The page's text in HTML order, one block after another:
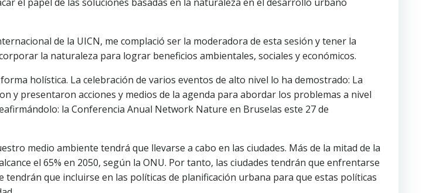
de la UICN, me complació ser la moderadora de esta sesión y tener la
la naturaleza para lograr beneficios ambientales, sociales y económicos.
holística. La celebración de varios eventos de alto nivel lo ha demostrado: La
y presentaron acciones y medios de la agenda para abordar los problemas a nivel
la Conferencia Anual Network Nature en Bruselas este 27 de
medio ambiente tendrá que llevarse a cabo en las ciudades. Más de la mitad de la
el 65% en 2050, según la ONU. Por tanto, las ciudades tendrán que enfrentarse
que incluirse en las políticas de planificación urbana para que estas políticas